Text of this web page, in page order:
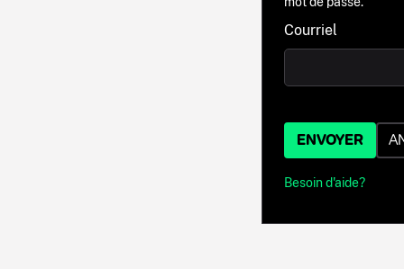
Courriel
ENVOYER
Besoin d'aide?